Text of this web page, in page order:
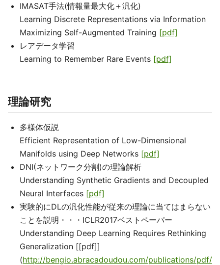
IMASAT手法(情報量最大化＋汎化)
Learning Discrete Representations via Information
Maximizing Self-Augmented Training [pdf]
レアデータ学習
Learning to Remember Rare Events [pdf]
理論研究
多様体仮説
Efficient Representation of Low-Dimensional
Manifolds using Deep Networks [pdf]
DNI(ネットワーク分割)の理論解析
Understanding Synthetic Gradients and Decoupled
Neural Interfaces [pdf]
実験的にDLの汎化性能が従来の理論に当てはまらない
ことを説明・・・ICLR2017ベストペーパー
Understanding Deep Learning Requires Rethinking
Generalization [[pdf]]
(http://bengio.abracadoudou.com/publications/pdf/